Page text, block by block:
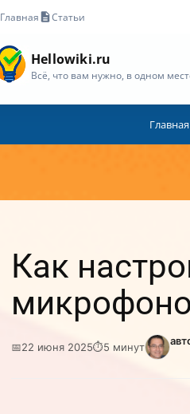
Главная Статьи
Hellowiki.ru
Всё, что вам нужно, в одном
Главная
Как
📅22 июня 2025⏱5 минут